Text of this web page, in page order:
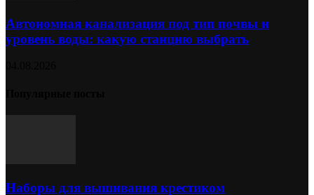
Автономная канализация под тип почвы и
уровень воды: какую станцию выбрать
Наборы для вышивания крестиком